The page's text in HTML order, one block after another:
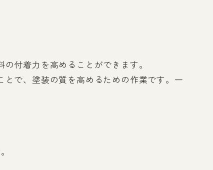
付着力を高めることができます。
で、塗装の質を高めるための作業です。一